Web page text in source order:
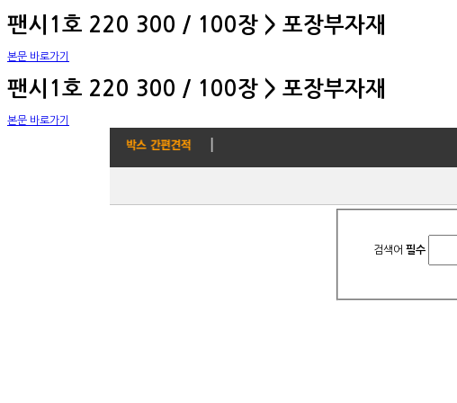
팬시1호 220 300 / 100장 > 포장부자재
본문 바로가기
팬시1호 220 300 / 100장 > 포장부자재
본문 바로가기
검색어 필수